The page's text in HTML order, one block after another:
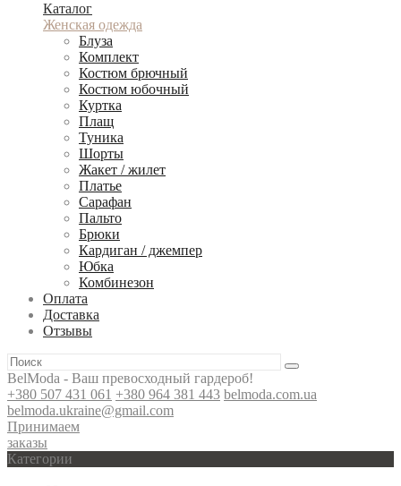
Каталог
Женская одежда
Блуза
Комплект
Костюм брючный
Костюм юбочный
Куртка
Плащ
Туника
Шорты
Жакет / жилет
Платье
Сарафан
Пальто
Брюки
Кардиган / джемпер
Юбка
Комбинезон
Оплата
Доставка
Отзывы
BelModa - Ваш превосходный гардероб!
+380 507 431 061 +380 964 381 443 belmoda.com.ua
belmoda.ukraine@gmail.com
Принимаем
заказы
Категории